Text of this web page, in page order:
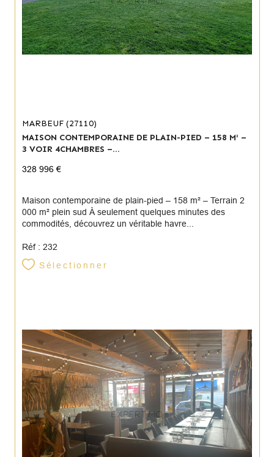
MARBEUF (27110)
MAISON CONTEMPORAINE DE PLAIN-PIED – 158 M² –
3 VOIR 4CHAMBRES –...
328 996 €
Maison contemporaine de plain-pied – 158 m² – Terrain 2
000 m² plein sud À seulement quelques minutes des
commodités, découvrez un véritable havre...
Réf : 232
Sélectionner